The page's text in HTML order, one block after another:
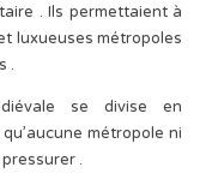
. Ils permettaient à
luxueuses métropoles
.
se divise en
métropole ni
.